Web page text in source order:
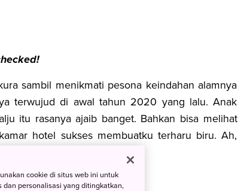
sambil menikmati pesona keindahan alamnya
terwujud di awal tahun 2020 yang lalu. Anak
itu rasanya ajaib banget. Bahkan bisa melihat
hotel sukses membuatku terharu biru. Ah,
cookie di situs web ini untuk
personalisasi yang ditingkatkan,